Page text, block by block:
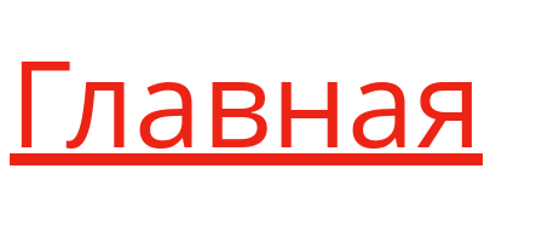
Главная